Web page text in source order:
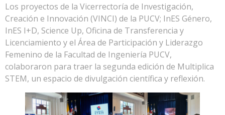
Los proyectos de la Vicerrectoría de Investigación,
Creación e Innovación (VINCI) de la PUCV; InES Género,
InES I+D, Science Up, Oficina de Transferencia y
Licenciamiento y el Área de Participación y Liderazgo
Femenino de la Facultad de Ingeniería PUCV,
colaboraron para traer la segunda edición de Multiplica
STEM, un espacio de divulgación científica y reflexión.